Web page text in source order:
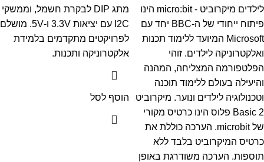
לילדים מיקרוביט - micro:bit הינו
פיתוח ייחודי של ה-BBC יחד עם
Microsoft המיועד ללימוד תכנות
ואלקטרוניקה לילדים. זוהי
הפלטפורמה המצליחה, המהנה
והיעילה בעולם ללימוד תוכנה
וטכנולוגיה לילדים ונוער. מיקרוביט
2 Basic פלוס הינו כרטיס מקורי
של microbit. הערכה כוללת את
כרטיס המיקרוביט בלבד ללא
תוספות. הערכה משודרגת באופן
מתג DIP לבקרת חשמל, וממשקי
I2C עם יציאות 3.3V ו-5V. מושלם
לפרויקטים מתקדמים בלמידת
אלקטרוניקה ותכנות.
הוסף לסל